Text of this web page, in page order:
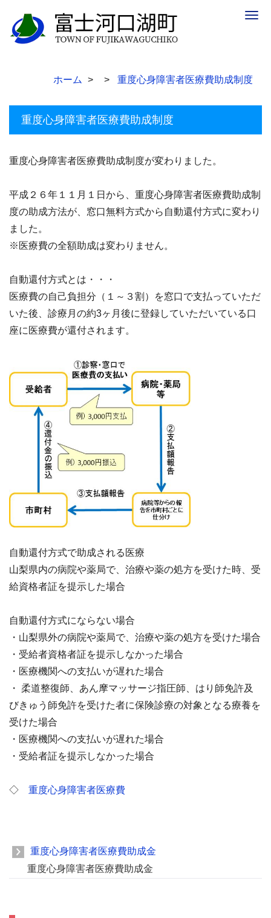
ホーム 重度心身障害者医療費助成制度
重度心身障害者医療費助成制度
重度心身障害者医療費助成制度が変わりました。
平成２６年１１月１日から、重度心身障害者医療費助成制
度の助成方法が、窓口無料方式から自動還付方式に変わり
ました。
※医療費の全額助成は変わりません。
自動還付方式とは・・・
医療費の自己負担分（１～３割）を窓口で支払っていただ
いた後、診療月の約3ヶ月後に登録していただいている口
座に医療費が還付されます。
自動還付方式で助成される医療
山梨県内の病院や薬局で、治療や薬の処方を受けた時、受
給資格者証を提示した場合
自動還付方式にならない場合
・山梨県外の病院や薬局で、治療や薬の処方を受けた場合
・受給者資格者証を提示しなかった場合
・医療機関への支払いが遅れた場合
・ 柔道整復師、あん摩マッサージ指圧師、はり師免許及
びきゅう師免許を受けた者に保険診療の対象となる療養を
受けた場合
・医療機関への支払いが遅れた場合
・受給者証を提示しなかった場合
◇ 重度心身障害者医療費
重度心身障害者医療費助成金
重度心身障害者医療費助成金